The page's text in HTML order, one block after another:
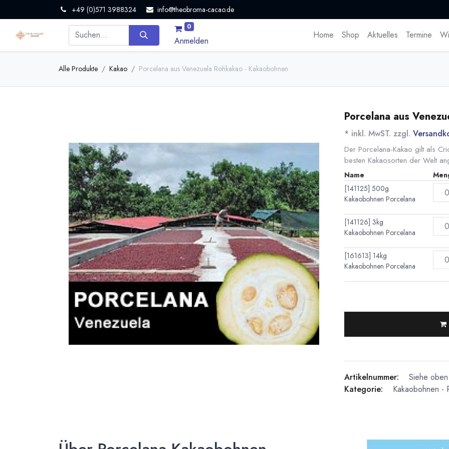
+49 (0)571 3988324 info@theobroma-cacao.de
0
Anmelden
Home Shop Aktuelles Termine
Alle Produkte Kakao Porcelana aus Venezuela Rohkakao - Kakaobohnen
Porcelana aus
* inkl. MwST. zzgl.
Der Porcelana-Kakao gilt als
besten Kakaosorten der Welt
Name
[141125] 500g
Kakaobohnen Porcelana
[141126] 3kg
Kakaobohnen Porcelana
[161613] 14kg
Kakaobohnen Porcelana
Artikelnummer:
Siehe
Kategorie:
Kakaobohnen -